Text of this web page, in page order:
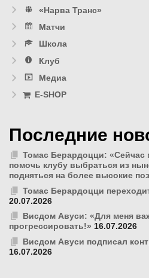
«Нарва Транс»
Матчи
Школа
Клуб
Медиа
E-SHOP
Последние
Томас Берардоцци: «Сейчас
помочь клубу выбраться из
подняться на более высокие
Томас Берардоцци
20.07.2026
Висдом Авуси: «Для меня
прогрессировать!» 16.07.2026
Висдом Авуси подписал
16.07.2026